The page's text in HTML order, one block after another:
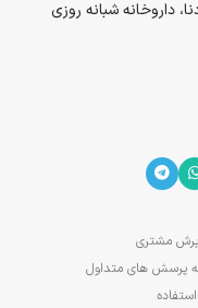
داروخانه شبانه روزی
مشتری
پرسش های متداول